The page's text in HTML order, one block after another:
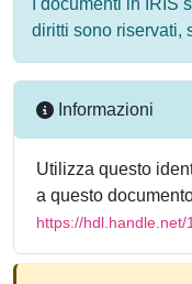
diritti sono riservati,
Informazioni
Utilizza questo
a questo
https://hdl.handle.net/